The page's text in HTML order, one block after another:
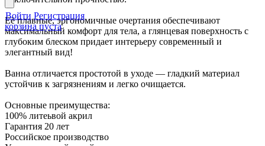
Войти Регистрация
корзина пуста
Её плавные, эргономичные очертания обеспечивают
максимальный комфорт для тела, а глянцевая поверхность с
глубоким блеском придает интерьеру современный и
элегантный вид!
Ванна отличается простотой в уходе — гладкий материал
устойчив к загрязнениям и легко очищается.
Основные преимущества:
100% литеьвой акрил
Гарантия 20 лет
Российское производство